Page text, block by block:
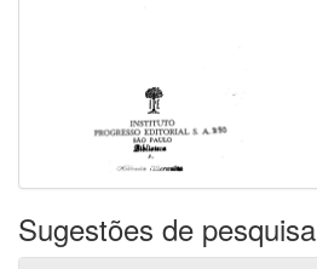
Sugestões de pesquisa